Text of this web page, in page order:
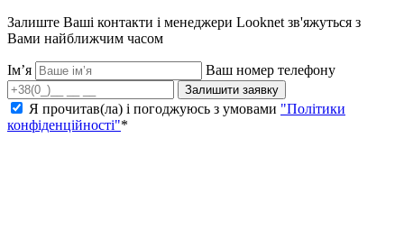
Залиште Ваші контакти і менеджери Looknet зв'яжуться з
Вами найближчим часом
Ім’я Ваш номер телефону
Залишити заявку
Я прочитав(ла) і погоджуюсь з умовами "Політики
конфіденційності"*